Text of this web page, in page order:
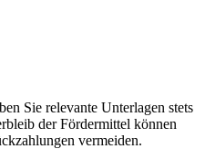
Sie relevante Unterlagen stets
der Fördermittel können
vermeiden.